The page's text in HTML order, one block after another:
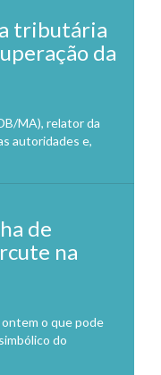
tributária
da
MA), relator da
autoridades e,
de
na
o que pode
do